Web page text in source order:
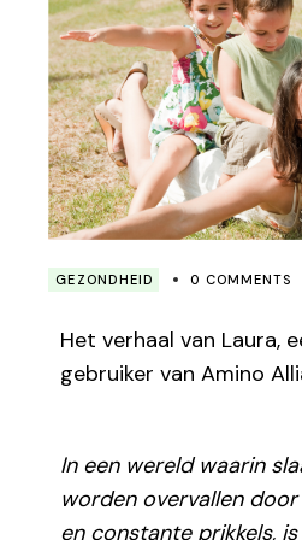
GEZONDHEID 0 COMMENTS
Het verhaal van Laura,
gebruiker van Amino
In een wereld waarin
worden overvallen
en constante prikkels,